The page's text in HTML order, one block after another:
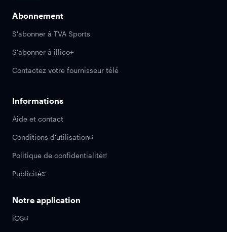
Abonnement
S'abonner à TVA Sports
S'abonner à illico+
Contactez votre fournisseur télé
Informations
Aide et contact
Conditions d'utilisation
Politique de confidentialité
Publicité
Notre application
iOS